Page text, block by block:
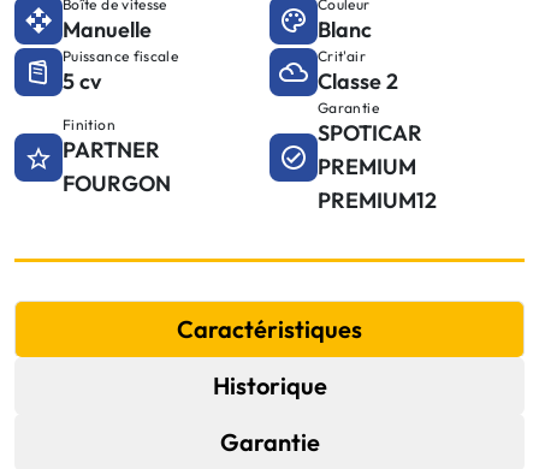
Boîte de vitesse
Manuelle
Couleur
Blanc
Puissance fiscale
5 cv
Crit'air
Classe 2
Finition
PARTNER
FOURGON
Garantie
SPOTICAR
PREMIUM
PREMIUM12
Caractéristiques
Historique
Garantie